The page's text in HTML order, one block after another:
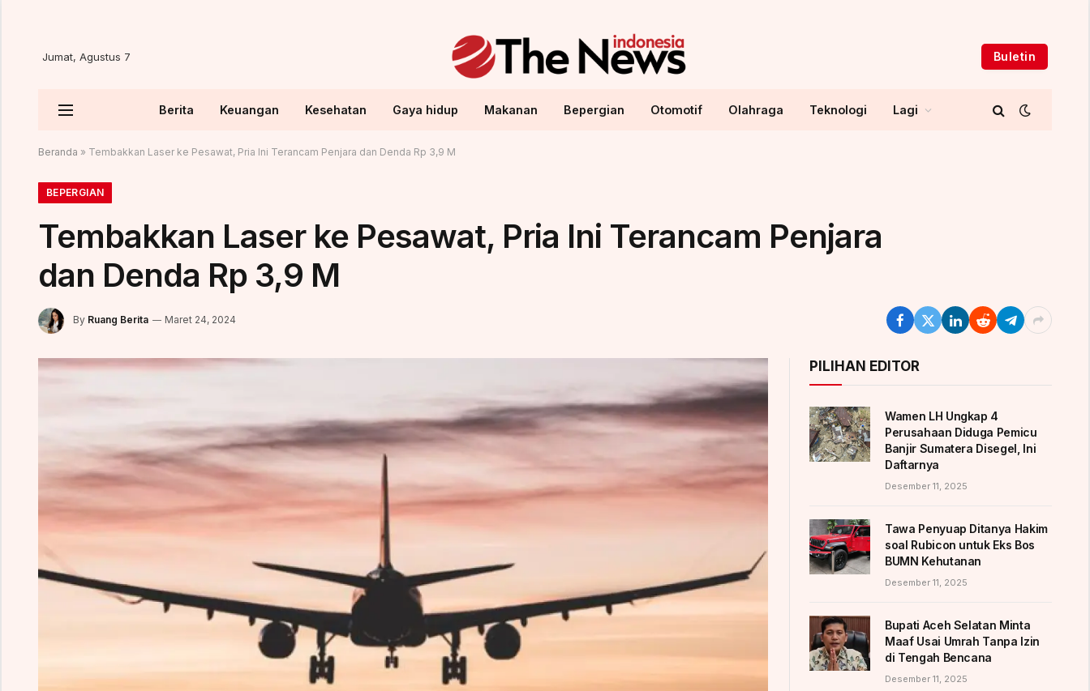
Jumat, Agustus 7 Buletin
Berita Keuangan Kesehatan Gaya hidup Makanan Bepergian Otomotif Olahraga Teknologi Lagi
Beranda » Tembakkan Laser ke Pesawat, Pria Ini Terancam Penjara dan Denda Rp 3,9 M
BEPERGIAN
Tembakkan Laser ke Pesawat, Pria Ini Terancam Penjara
dan Denda Rp 3,9 M
By Ruang Berita Maret 24, 2024
PILIHAN EDITOR
Wamen LH Ungkap 4
Perusahaan Diduga Pemicu
Banjir Sumatera Disegel, Ini
Daftarnya
Desember 11, 2025
Tawa Penyuap Ditanya Hakim
soal Rubicon untuk Eks Bos
BUMN Kehutanan
Desember 11, 2025
Bupati Aceh Selatan Minta
Maaf Usai Umrah Tanpa Izin
di Tengah Bencana
Desember 11, 2025